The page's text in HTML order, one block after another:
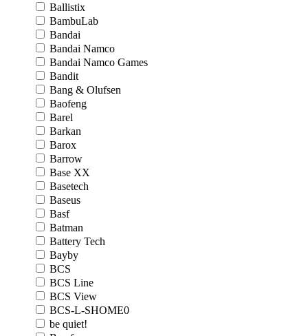
Ballistix
BambuLab
Bandai
Bandai Namco
Bandai Namco Games
Bandit
Bang & Olufsen
Baofeng
Barel
Barkan
Barox
Barrow
Base XX
Basetech
Baseus
Basf
Batman
Battery Tech
Bayby
BCS
BCS Line
BCS View
BCS-L-SHOME0
be quiet!